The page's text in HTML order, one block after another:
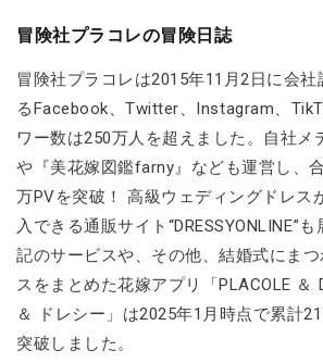
冒険社プラコレの冒険日誌
冒険社プラコレは2015年11月2日に会
るFacebook、Twitter、Instagram、
ワー数は250万人を超えました。自社メ
や『美花嫁図鑑farny』なども運営し、
万PVを突破！ 高級ウェディングドレス
入できる通販サイト“DRESSYONLINE”
記のサービスや、その他、結婚式にま
スをまとめた花嫁アプリ「PLACOLE ＆
＆ ドレシー」は2025年1月時点で累計
突破しました。